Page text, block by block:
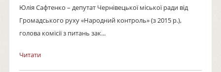
Юлія Сафтенко – депутат Чернівецької міської ради від
Громадського руху «Народний контроль» (з 2015 р.),
голова комісії з питань зак...
Читати